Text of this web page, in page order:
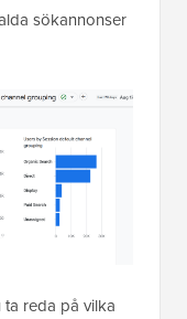
sökannonser
reda på vilka